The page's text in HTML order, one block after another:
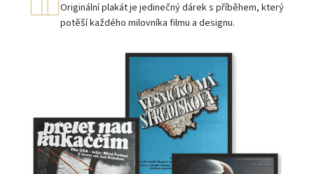
Originální plakát je jedinečný dárek s příběhem, který
potěší každého milovníka filmu a designu.